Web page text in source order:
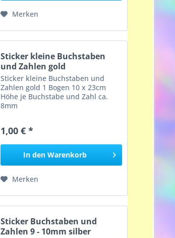
Merken
Sticker kleine Buchstaben
und Zahlen gold
Sticker kleine Buchstaben und
Zahlen gold 1 Bogen 10 x 23cm
Höhe je Buchstabe und Zahl ca.
8mm
1,00 € *
In den Warenkorb
Merken
Sticker Buchstaben und
Zahlen 9 - 10mm silber